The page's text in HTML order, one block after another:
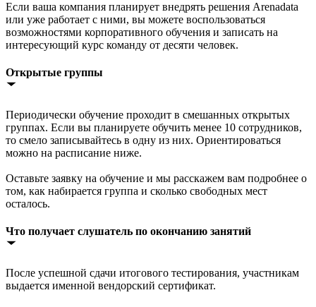
Если ваша компания планирует внедрять решения Arenadata
или уже работает с ними, вы можете воспользоваться
возможностями корпоративного обучения и записать на
интересующий курс команду от десяти человек.
Открытые группы
Периодически обучение проходит в смешанных открытых
группах. Если вы планируете обучить менее 10 сотрудников,
то смело записывайтесь в одну из них. Ориентироваться
можно на расписание ниже.
Оставьте заявку на обучение и мы расскажем вам подробнее о
том, как набирается группа и сколько свободных мест
осталось.
Что получает слушатель по окончанию занятий
После успешной сдачи итогового тестирования, участникам
выдается именной вендорский сертификат.